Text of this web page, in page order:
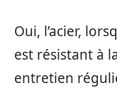
Oui, l’acier,
est résistant à
entretien